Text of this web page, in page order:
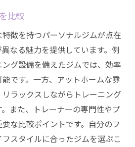
比較
徴を持つパーソナルジムが点在
なる魅力を提供しています。例
グ設備を備えたジムでは、効率
です。一方、アットホームな雰
ラックスしながらトレーニング
また、トレーナーの専門性やプ
な比較ポイントです。自分のフ
スタイルに合ったジムを選ぶこ